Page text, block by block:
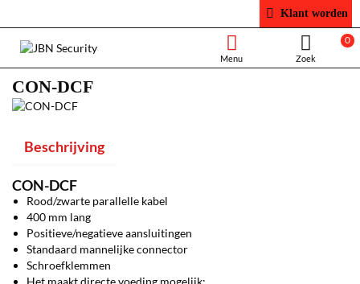
Klant worden
0
CON-DCF
Beschrijving
CON-DCF
Rood/zwarte parallelle kabel
400 mm lang
Positieve/negatieve aansluitingen
Standaard mannelijke connector
Schroefklemmen